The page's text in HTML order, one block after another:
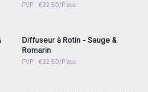
PVP : €22.50/Pièce
Connectez-vous ou
Diffuseur à Rotin - Sauge &
Romarin
PVP : €22.50/Pièce
Connectez-vous ou